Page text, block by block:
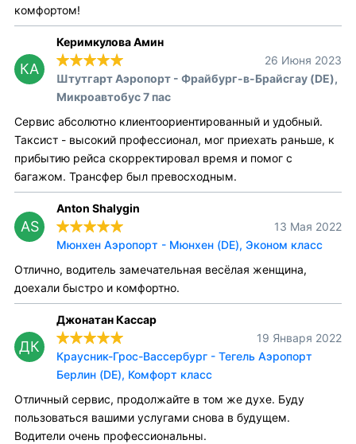
комфортом!
КА
Керимкулова Амин
26 Июня 2023
Штутгарт Аэропорт - Фрайбург-в-Брайсгау (DE),
Микроавтобус 7 пас
Сервис абсолютно клиентоориентированный и удобный.
Таксист - высокий профессионал, мог приехать раньше, к
прибытию рейса скорректировал время и помог с
багажом. Трансфер был превосходным.
AS
Anton Shalygin
13 Мая 2022
Мюнхен Аэропорт - Мюнхен (DE), Эконом класс
Отлично, водитель замечательная весёлая женщина,
доехали быстро и комфортно.
ДК
Джонатан Кассар
19 Января 2022
Краусник-Грос-Вассербург - Тегель Аэропорт
Берлин (DE), Комфорт класс
Отличный сервис, продолжайте в том же духе. Буду
пользоваться вашими услугами снова в будущем.
Водители очень профессиональны.